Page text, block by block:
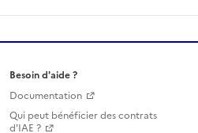
Besoin d'aide ?
Documentation
Qui peut bénéficier des contrats
d'IAE ?